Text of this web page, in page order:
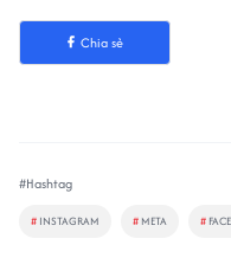
Chia sẻ
#Hashtag
# INSTAGRAM # META #